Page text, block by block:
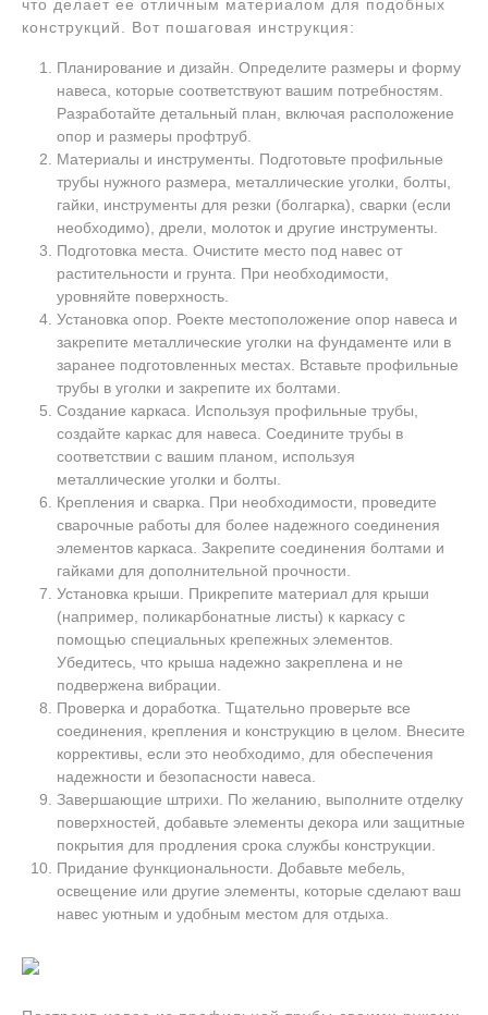
что делает ее отличным материалом для подобных
конструкций. Вот пошаговая инструкция:
Планирование и дизайн. Определите размеры и форму
навеса, которые соответствуют вашим потребностям.
Разработайте детальный план, включая расположение
опор и размеры профтруб.
Материалы и инструменты. Подготовьте профильные
трубы нужного размера, металлические уголки, болты,
гайки, инструменты для резки (болгарка), сварки (если
необходимо), дрели, молоток и другие инструменты.
Подготовка места. Очистите место под навес от
растительности и грунта. При необходимости,
уровняйте поверхность.
Установка опор. Роекте местоположение опор навеса и
закрепите металлические уголки на фундаменте или в
заранее подготовленных местах. Вставьте профильные
трубы в уголки и закрепите их болтами.
Создание каркаса. Используя профильные трубы,
создайте каркас для навеса. Соедините трубы в
соответствии с вашим планом, используя
металлические уголки и болты.
Крепления и сварка. При необходимости, проведите
сварочные работы для более надежного соединения
элементов каркаса. Закрепите соединения болтами и
гайками для дополнительной прочности.
Установка крыши. Прикрепите материал для крыши
(например, поликарбонатные листы) к каркасу с
помощью специальных крепежных элементов.
Убедитесь, что крыша надежно закреплена и не
подвержена вибрации.
Проверка и доработка. Тщательно проверьте все
соединения, крепления и конструкцию в целом. Внесите
коррективы, если это необходимо, для обеспечения
надежности и безопасности навеса.
Завершающие штрихи. По желанию, выполните отделку
поверхностей, добавьте элементы декора или защитные
покрытия для продления срока службы конструкции.
Придание функциональности. Добавьте мебель,
освещение или другие элементы, которые сделают ваш
навес уютным и удобным местом для отдыха.